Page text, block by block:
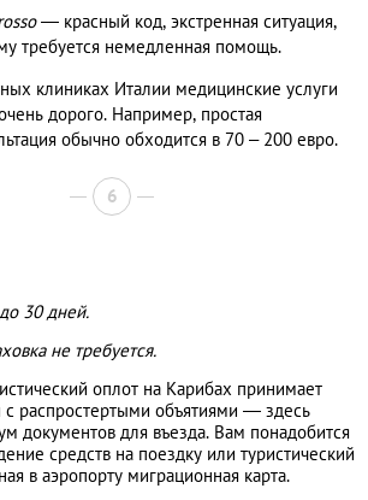
— красный код, экстренная ситуация,
требуется немедленная помощь.
клиниках Италии медицинские услуги
дорого. Например, простая
обычно обходится в 70 – 200 евро.
6
30 дней.
не требуется.
оплот на Карибах принимает
с распростертыми объятиями — здесь
документов для въезда. Вам понадобится
средств на поездку или туристический
в аэропорту миграционная карта.